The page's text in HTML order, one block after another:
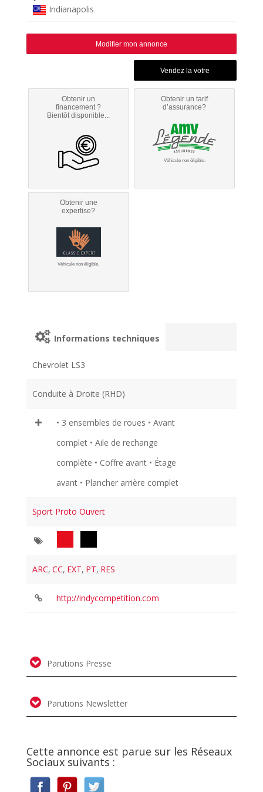
Indianapolis
Modifier mon annonce
Obtenir un
financement ?
Bientôt disponible...
Obtenir un tarif
d’assurance?
Véhicule non éligible.
Obtenir une
expertise?
Véhicule non éligible.
Informations techniques
Chevrolet LS3
Conduite à Droite (RHD)
• 3 ensembles de roues • Avant
complet • Aile de rechange
complète • Coffre avant • Étage
avant • Plancher arrière complet
Sport Proto Ouvert
ARC, CC, EXT, PT, RES
http://indycompetition.com
Parutions Presse
Parutions Newsletter
Cette annonce est parue sur les Réseaux
Sociaux suivants :